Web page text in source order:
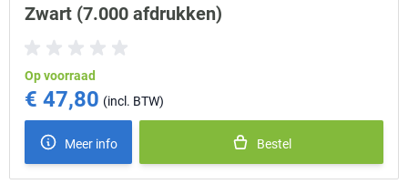
Zwart (7.000 afdrukken)
Op voorraad
€ 47,80
Meer info Bestel